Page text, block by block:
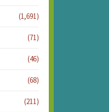
(1,691)
(71)
(46)
(68)
(211)